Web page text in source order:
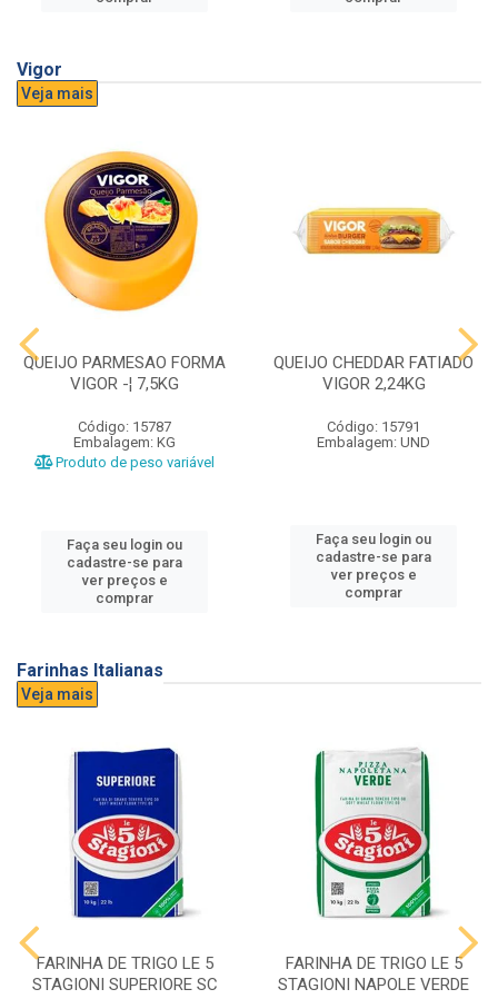
Vigor
Veja mais
QUEIJO PARMESAO FORMA
VIGOR -¦ 7,5KG
Código: 15787
Embalagem: KG
Produto de peso variável
Faça seu login ou
cadastre-se para
ver preços e
comprar
QUEIJO CHEDDAR FATIADO
VIGOR 2,24KG
Código: 15791
Embalagem: UND
Faça seu login ou
cadastre-se para
ver preços e
comprar
Farinhas Italianas
Veja mais
FARINHA DE TRIGO LE 5
STAGIONI SUPERIORE SC
FARINHA DE TRIGO LE 5
STAGIONI NAPOLE VERDE